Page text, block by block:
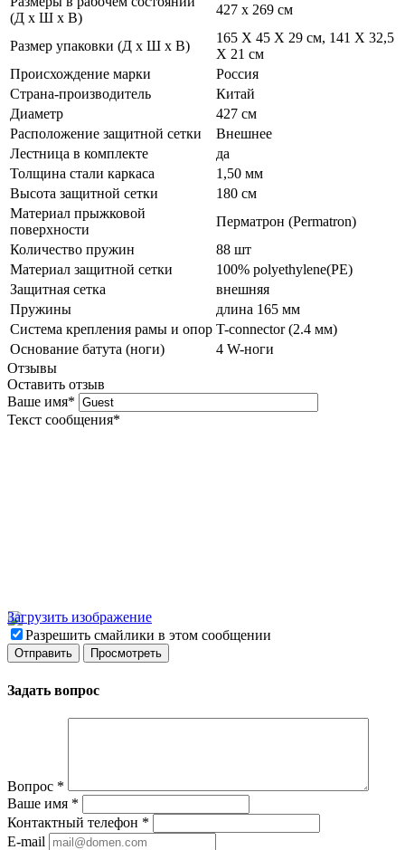
(Д х Ш х В)
427 х 269 см
Размер упаковки (Д х Ш х В)
165 X 45 X 29 см, 141 X 32,5
X 21 см
Происхождение марки
Россия
Страна-производитель
Китай
Диаметр
427 см
Расположение защитной сетки
Внешнее
Лестница в комплекте
да
Толщина стали каркаса
1,50 мм
Высота защитной сетки
180 см
Материал прыжковой
поверхности
Перматрон (Permatron)
Количество пружин
88 шт
Материал защитной сетки
100% polyethylene(PE)
Защитная сетка
внешняя
Пружины
длина 165 мм
Система крепления рамы и опор T-connector (2.4 мм)
Основание батута (ноги)
4 W-ноги
Отзывы
Оставить отзыв
Ваше имя*
Текст сообщения*
Загрузить изображение
Разрешить смайлики в этом сообщении
Задать вопрос
Вопрос *
Ваше имя *
Контактный телефон *
E-mail